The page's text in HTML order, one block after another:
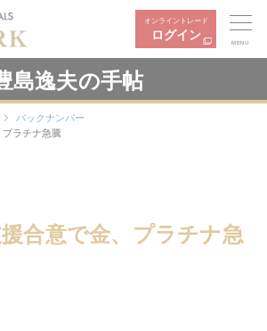
オンライントレード
ログイン
MENU
島逸夫の手帖
バックナンバー
ラチナ急騰
合意で金、プラチナ急